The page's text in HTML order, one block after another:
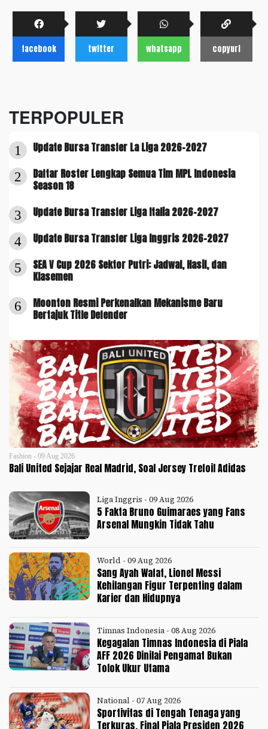
facebook twitter whatsapp copyurl
TERPOPULER
1 Update Bursa Transfer La Liga 2026-2027
2
Daftar Roster Lengkap Semua Tim MPL Indonesia
Season 18
3 Update Bursa Transfer Liga Italia 2026-2027
4 Update Bursa Transfer Liga Inggris 2026-2027
5
SEA V Cup 2026 Sektor Putri: Jadwal, Hasil, dan
Klasemen
6
Moonton Resmi Perkenalkan Mekanisme Baru
Bertajuk Title Defender
Fashion - 09 Aug 2026
Bali United Sejajar Real Madrid, Soal Jersey Trefoil Adidas
Liga Inggris - 09 Aug 2026
5 Fakta Bruno Guimaraes yang Fans
Arsenal Mungkin Tidak Tahu
World - 09 Aug 2026
Sang Ayah Wafat, Lionel Messi
Kehilangan Figur Terpenting dalam
Karier dan Hidupnya
Timnas Indonesia - 08 Aug 2026
Kegagalan Timnas Indonesia di Piala
AFF 2026 Dinilai Pengamat Bukan
Tolok Ukur Utama
National - 07 Aug 2026
Sportivitas di Tengah Tenaga yang
Terkuras, Final Piala Presiden 2026